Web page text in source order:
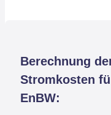
Berechnung
Stromkosten
EnBW: